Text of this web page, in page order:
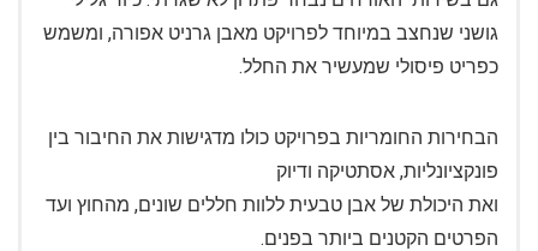
גושני שנחצב במיוחד לפרויקט מאבן גרניט אפורה, ומשמש
כפריט פיסולי שמעשיר את החלל.
הבחירות החומריות בפרויקט כולו מדגישות את החיבור בין
פונקציונליות, אסתטיקה ודיוק
ואת היכולת של אבן טבעית ללוות חללים שונים, מהחוץ ועד
הפרטים הקטנים ביותר בפנים.